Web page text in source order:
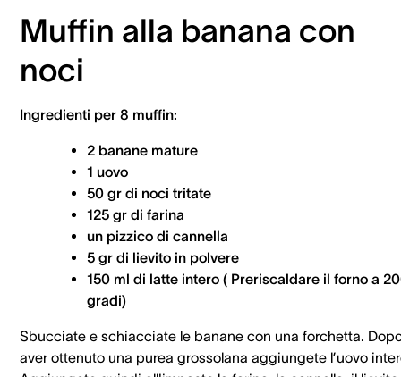
Muffin alla banana con
noci
Ingredienti per 8 muffin:
2 banane mature
1 uovo
50 gr di noci tritate
125 gr di farina
un pizzico di cannella
5 gr di lievito in polvere
150 ml di latte intero ( Preriscaldare il forno a
gradi)
Sbucciate e schiacciate le banane con una forchetta.
aver ottenuto una purea grossolana aggiungete l’uovo